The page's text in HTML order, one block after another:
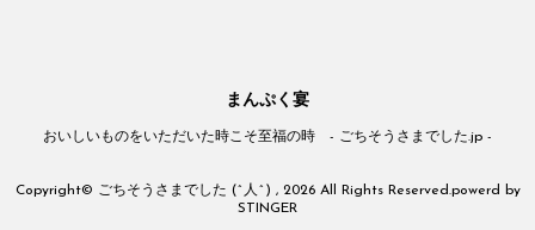
まんぷく宴
おいしいものをいただいた時こそ至福の時 - ごちそうさまでした.jp -
Copyright© ごちそうさまでした (^人^) , 2026 All Rights Reserved.powerd by
STINGER